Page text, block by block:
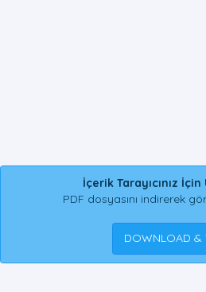
İçerik Tarayıcınız
PDF dosyasını indirerek
DOWNLOAD &